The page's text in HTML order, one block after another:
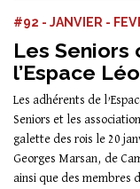
#92 - JANVIER -
Les Seniors
l’Espace
Les adhérents de
Seniors et les
galette des rois le 20
Georges Marsan, de
ainsi que des membres